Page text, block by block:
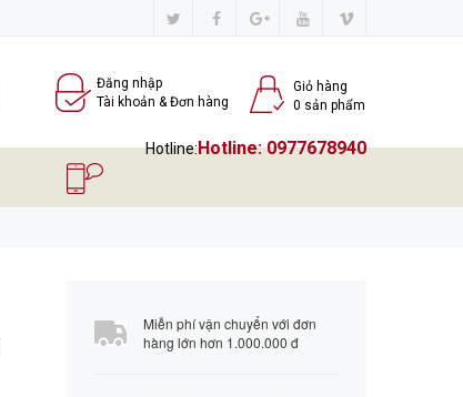
Đăng nhập
Tài khoản & Đơn hàng
Giỏ hàng
0 sản phẩm
Hotline:Hotline:0977678940
Miễn phí vận chuyển với đơn
hàng lớn hơn 1.000.000 đ